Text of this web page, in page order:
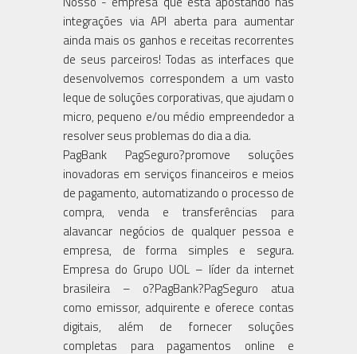
integrações via API aberta para aumentar
ainda mais os ganhos e receitas recorrentes
de seus parceiros! Todas as interfaces que
desenvolvemos correspondem a um vasto
leque de soluções corporativas, que ajudam o
micro, pequeno e/ou médio empreendedor a
resolver seus problemas do dia a dia.
PagBank PagSeguro?promove soluções
inovadoras em serviços financeiros e meios
de pagamento, automatizando o processo de
compra, venda e transferências para
alavancar negócios de qualquer pessoa e
empresa, de forma simples e segura.
Empresa do Grupo UOL – líder da internet
brasileira – o?PagBank?PagSeguro atua
como emissor, adquirente e oferece contas
digitais, além de fornecer soluções
completas para pagamentos online e